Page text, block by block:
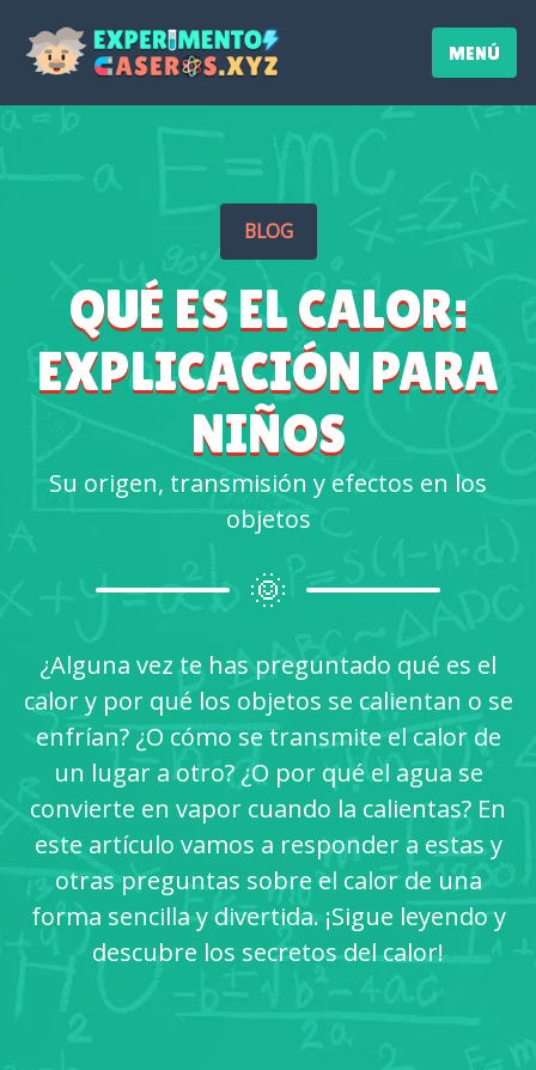
MENÚ
BLOG
QUÉ ES EL CALOR:
EXPLICACIÓN PARA
NIÑOS
Su origen, transmisión y efectos en los
objetos
🌞
¿Alguna vez te has preguntado qué es el
calor y por qué los objetos se calientan o se
enfrían? ¿O cómo se transmite el calor de
un lugar a otro? ¿O por qué el agua se
convierte en vapor cuando la calientas? En
este artículo vamos a responder a estas y
otras preguntas sobre el calor de una
forma sencilla y divertida. ¡Sigue leyendo y
descubre los secretos del calor!